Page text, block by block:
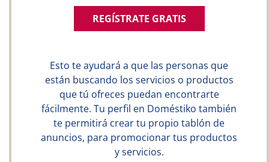
REGÍSTRATE GRATIS
Esto te ayudará a que las personas que
están buscando los servicios o productos
que tú ofreces puedan encontrarte
fácilmente. Tu perfil en Doméstiko también
te permitirá crear tu propio tablón de
anuncios, para promocionar tus productos
y servicios.